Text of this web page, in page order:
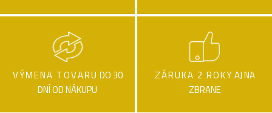
VÝMENA TOVARU DO 30
DNÍ OD NÁKUPU
ZÁRUKA 2 ROKY AJ NA
ZBRANE